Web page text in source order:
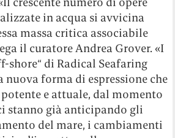
in acqua si avvicina
massa critica associabile
il curatore Andrea Grover. «I
shore“ di Radical Seafaring
nuova forma di espressione che
e attuale, dal momento
stanno già anticipando gli
del mare, i cambiamenti